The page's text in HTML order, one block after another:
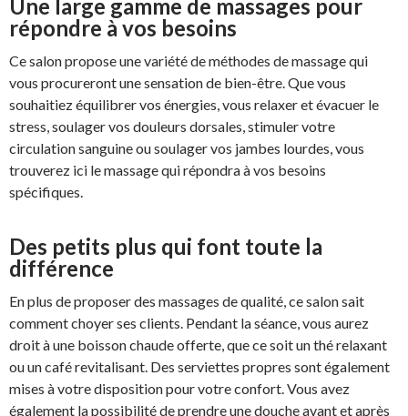
Une large gamme de massages pour
répondre à vos besoins
Ce salon propose une variété de méthodes de massage qui
vous procureront une sensation de bien-être. Que vous
souhaitiez équilibrer vos énergies, vous relaxer et évacuer le
stress, soulager vos douleurs dorsales, stimuler votre
circulation sanguine ou soulager vos jambes lourdes, vous
trouverez ici le massage qui répondra à vos besoins
spécifiques.
Des petits plus qui font toute la
différence
En plus de proposer des massages de qualité, ce salon sait
comment choyer ses clients. Pendant la séance, vous aurez
droit à une boisson chaude offerte, que ce soit un thé relaxant
ou un café revitalisant. Des serviettes propres sont également
mises à votre disposition pour votre confort. Vous avez
également la possibilité de prendre une douche avant et après